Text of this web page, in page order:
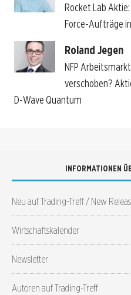
Rocket Lab
Force-Aufträge
Roland Jegen
NFP
verschoben?
D-Wave Quantum
INFORMATIONEN
Neu auf Trading-Treff / New
Wirtschaftskalender
Newsletter
Autoren auf Trading-Treff